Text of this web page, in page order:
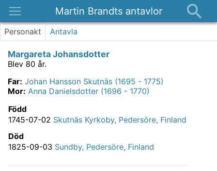
Martin Brandts antavlor
Platser
Om
Kontakt
Personakt Antavla
Margareta Johansdotter
Blev 80 år.
Far: Johan Hansson Skutnäs (1695 - 1775)
Mor: Anna Danielsdotter (1696 - 1770)
Född
1745-07-02 Skutnäs Kyrkoby, Pedersöre, Finland
Död
1825-09-03 Sundby, Pedersöre, Finland